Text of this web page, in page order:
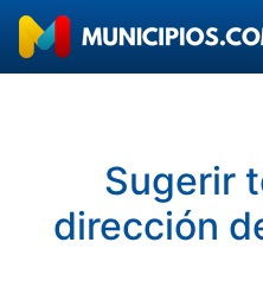
Sugerir
dirección